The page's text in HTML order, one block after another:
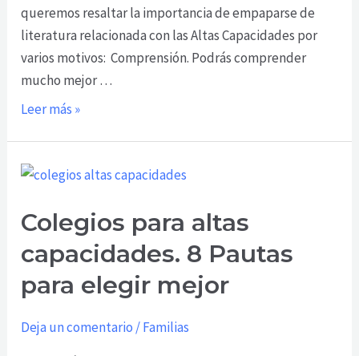
queremos resaltar la importancia de empaparse de
literatura relacionada con las Altas Capacidades por
varios motivos: Comprensión. Podrás comprender
mucho mejor …
Leer más »
Colegios para altas
capacidades. 8 Pautas
para elegir mejor
Deja un comentario /Familias
Colegios
altas
capacidades.
8
Pautas
elegir